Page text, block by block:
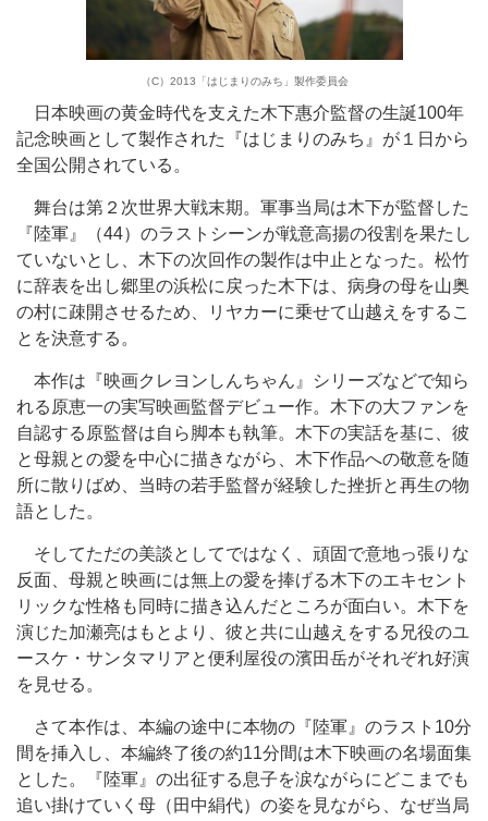
（C）2013「はじまりのみち」製作委員会
日本映画の黄金時代を支えた木下惠介監督の生誕100年
記念映画として製作された『はじまりのみち』が１日から
全国公開されている。
舞台は第２次世界大戦末期。軍事当局は木下が監督した
『陸軍』（44）のラストシーンが戦意高揚の役割を果たし
ていないとし、木下の次回作の製作は中止となった。松竹
に辞表を出し郷里の浜松に戻った木下は、病身の母を山奥
の村に疎開させるため、リヤカーに乗せて山越えをするこ
とを決意する。
本作は『映画クレヨンしんちゃん』シリーズなどで知ら
れる原恵一の実写映画監督デビュー作。木下の大ファンを
自認する原監督は自ら脚本も執筆。木下の実話を基に、彼
と母親との愛を中心に描きながら、木下作品への敬意を随
所に散りばめ、当時の若手監督が経験した挫折と再生の物
語とした。
そしてただの美談としてではなく、頑固で意地っ張りな
反面、母親と映画には無上の愛を捧げる木下のエキセント
リックな性格も同時に描き込んだところが面白い。木下を
演じた加瀬亮はもとより、彼と共に山越えをする兄役のユ
ースケ・サンタマリアと便利屋役の濱田岳がそれぞれ好演
を見せる。
さて本作は、本編の途中に本物の『陸軍』のラスト10分
間を挿入し、本編終了後の約11分間は木下映画の名場面集
とした。『陸軍』の出征する息子を涙ながらにどこまでも
追い掛けていく母（田中絹代）の姿を見ながら、なぜ当局